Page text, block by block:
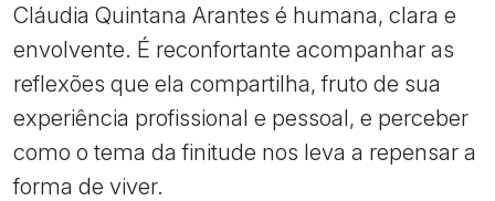
Cláudia Quintana Arantes é humana, clara e
envolvente. É reconfortante acompanhar as
reflexões que ela compartilha, fruto de sua
experiência profissional e pessoal, e perceber
como o tema da finitude nos leva a repensar a
forma de viver.